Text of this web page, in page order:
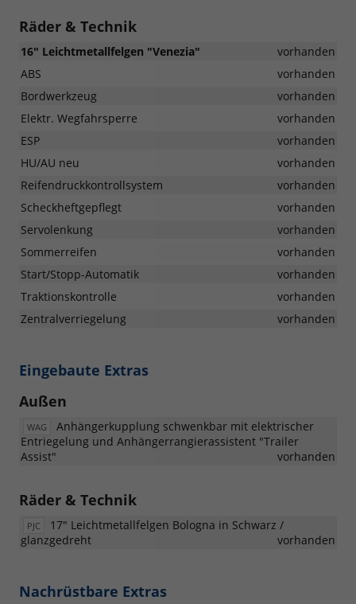
Räder & Technik
16" Leichtmetallfelgen "Venezia"
vorhanden
ABS
vorhanden
Bordwerkzeug
vorhanden
Elektr. Wegfahrsperre
vorhanden
ESP
vorhanden
HU/AU neu
vorhanden
Reifendruckkontrollsystem
vorhanden
Scheckheftgepflegt
vorhanden
Servolenkung
vorhanden
Sommerreifen
vorhanden
Start/Stopp-Automatik
vorhanden
Traktionskontrolle
vorhanden
Zentralverriegelung
vorhanden
Eingebaute Extras
Außen
WAG
Anhängerkupplung schwenkbar mit elektrischer
Entriegelung und Anhängerrangierassistent "Trailer
Assist"
vorhanden
Räder & Technik
PJC
17" Leichtmetallfelgen Bologna in Schwarz /
glanzgedreht
vorhanden
Nachrüstbare Extras